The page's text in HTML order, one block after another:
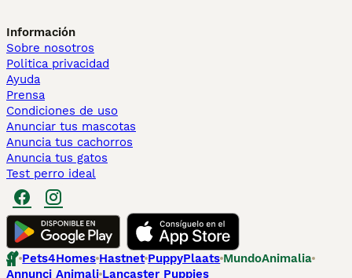
Información
Sobre nosotros
Politica privacidad
Ayuda
Prensa
Condiciones de uso
Anunciar tus mascotas
Anuncia tus cachorros
Anuncia tus gatos
Test perro ideal
Pets4Homes Hastnet PuppyPlaats MundoAnimalia
Annunci Animali Lancaster Puppies